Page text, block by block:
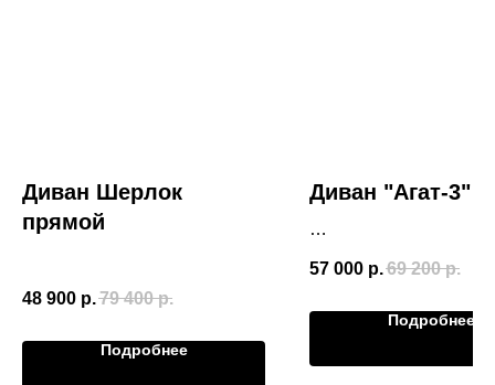
Диван Шерлок
прямой
48 900 р.79 400 р.
Подробнее
Диван "Агат-3"
2370*950*1100
57 000 р.69 200 р.
Подробнее